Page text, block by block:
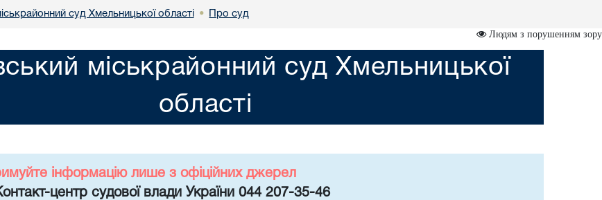
суд Хмельницької області • Про суд
Людям з порушенням зору
міськрайонний суд Хмельницької
області
інформацію лише з офіційних джерел
центр судової влади України 044 207-35-46